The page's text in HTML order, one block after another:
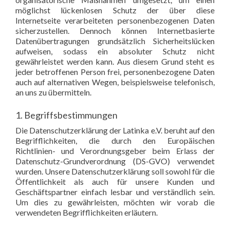
möglichst lückenlosen Schutz der über diese
Internetseite verarbeiteten personenbezogenen Daten
sicherzustellen. Dennoch können Internetbasierte
Datenübertragungen grundsätzlich Sicherheitslücken
aufweisen, sodass ein absoluter Schutz nicht
gewährleistet werden kann. Aus diesem Grund steht es
jeder betroffenen Person frei, personenbezogene Daten
auch auf alternativen Wegen, beispielsweise telefonisch,
an uns zu übermitteln.
1. Begriffsbestimmungen
Die Datenschutzerklärung der Latinka e.V. beruht auf den
Begrifflichkeiten, die durch den Europäischen
Richtlinien- und Verordnungsgeber beim Erlass der
Datenschutz-Grundverordnung (DS-GVO) verwendet
wurden. Unsere Datenschutzerklärung soll sowohl für die
Öffentlichkeit als auch für unsere Kunden und
Geschäftspartner einfach lesbar und verständlich sein.
Um dies zu gewährleisten, möchten wir vorab die
verwendeten Begrifflichkeiten erläutern.